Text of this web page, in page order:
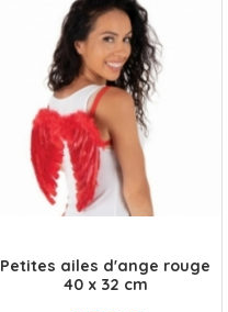
Petites ailes d'ange rouge
40 x 32 cm